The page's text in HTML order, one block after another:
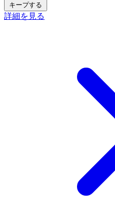
キープする
詳細を見る